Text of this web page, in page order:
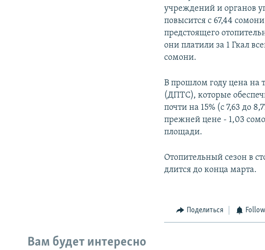
учреждений и органов
повысится с 67,44
предстоящего
они платили за 1 Гкал
сомони.
В прошлом году цена на
(ДПТС), которые
почти на 15% (с 7,63 до
прежней цене - 1,03
площади.
Отопительный сезон в
длится до конца марта.
Поделиться
Вам будет интересно